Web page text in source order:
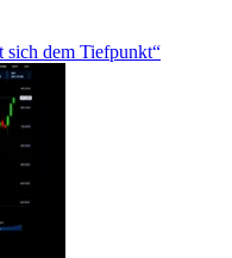
sich dem Tiefpunkt“